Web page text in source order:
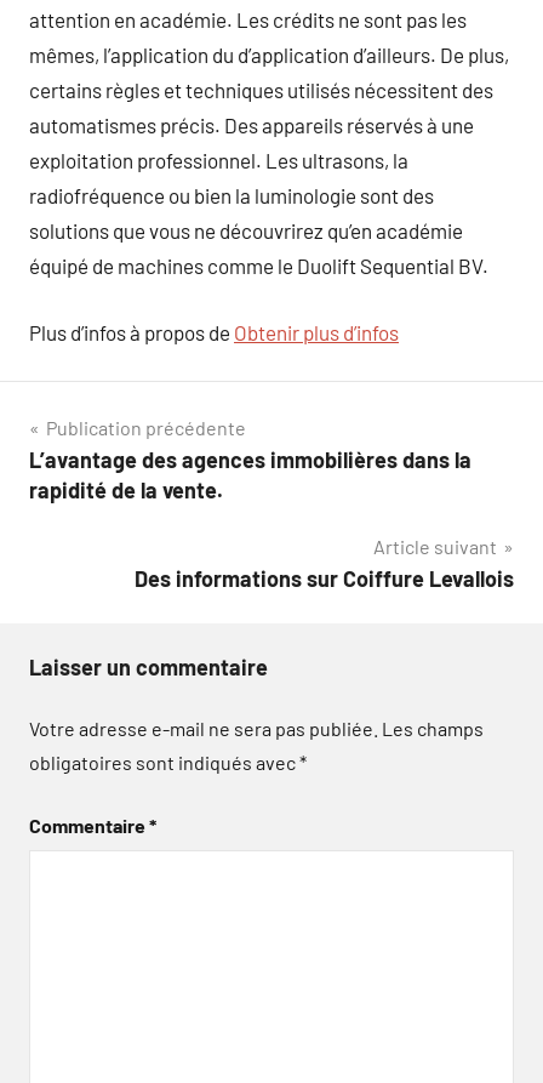
attention en académie. Les crédits ne sont pas les
mêmes, l’application du d’application d’ailleurs. De plus,
certains règles et techniques utilisés nécessitent des
automatismes précis. Des appareils réservés à une
exploitation professionnel. Les ultrasons, la
radiofréquence ou bien la luminologie sont des
solutions que vous ne découvrirez qu’en académie
équipé de machines comme le Duolift Sequential BV.
Plus d’infos à propos de Obtenir plus d’infos
Navigation
de
Publication précédente
L’avantage des agences immobilières dans la
rapidité de la vente.
Article suivant
Des informations sur Coiffure Levallois
Laisser un commentaire
Votre adresse e-mail ne sera pas publiée. Les champs
obligatoires sont indiqués avec*
Commentaire*